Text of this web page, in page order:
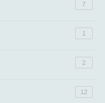
7
1
2
12